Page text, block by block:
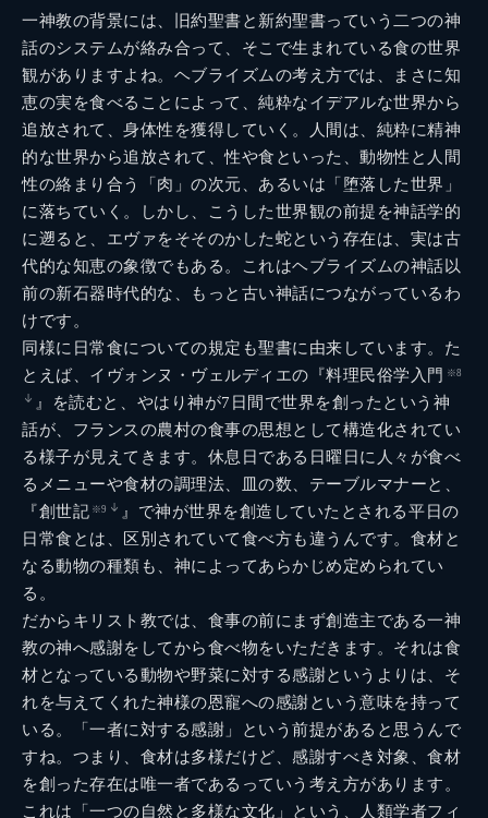
一神教の背景には、旧約聖書と新約聖書っていう二つの神
話のシステムが絡み合って、そこで生まれている食の世界
観がありますよね。ヘブライズムの考え方では、まさに知
恵の実を食べることによって、純粋なイデアルな世界から
追放されて、身体性を獲得していく。人間は、純粋に精神
的な世界から追放されて、性や食といった、動物性と人間
性の絡まり合う「肉」の次元、あるいは「堕落した世界」
に落ちていく。しかし、こうした世界観の前提を神話学的
に遡ると、エヴァをそそのかした蛇という存在は、実は古
代的な知恵の象徴でもある。これはヘブライズムの神話以
前の新石器時代的な、もっと古い神話につながっているわ
けです。
同様に日常食についての規定も聖書に由来しています。た
とえば、イヴォンヌ・ヴェルディエの『料理民俗学入門 ※8
』を読むと、やはり神が7日間で世界を創ったという神
話が、フランスの農村の食事の思想として構造化されてい
る様子が見えてきます。休息日である日曜日に人々が食べ
るメニューや食材の調理法、皿の数、テーブルマナーと、
『創世記 ※9
』で神が世界を創造していたとされる平日の
日常食とは、区別されていて食べ方も違うんです。食材と
なる動物の種類も、神によってあらかじめ定められてい
る。
だからキリスト教では、食事の前にまず創造主である一神
教の神へ感謝をしてから食べ物をいただきます。それは食
材となっている動物や野菜に対する感謝というよりは、そ
れを与えてくれた神様の恩寵への感謝という意味を持って
いる。「一者に対する感謝」という前提があると思うんで
すね。つまり、食材は多様だけど、感謝すべき対象、食材
を創った存在は唯一者であるっていう考え方があります。
これは「一つの自然と多様な文化」という、人類学者フィ